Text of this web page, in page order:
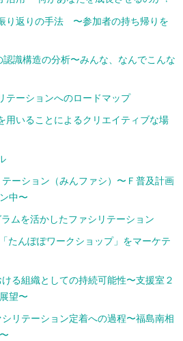
り返りの手法 〜参加者の持ち帰りを
認識構造の分析〜みんな、なんでこんな
テーションへのロードマップ
用いることによるクリエイティブな場
ーション（みんファシ）〜Ｆ普及計画
中〜
ムを活かしたファシリテーション
たんぽぽワークショップ」をマーケテ
る組織としての持続可能性〜支援室２
望〜
リテーション定着への過程〜福島南相